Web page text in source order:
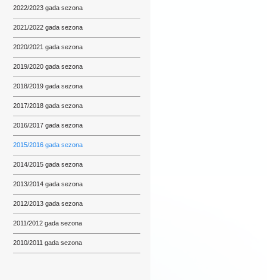
2022/2023 gada sezona
2021/2022 gada sezona
2020/2021 gada sezona
2019/2020 gada sezona
2018/2019 gada sezona
2017/2018 gada sezona
2016/2017 gada sezona
2015/2016 gada sezona
2014/2015 gada sezona
2013/2014 gada sezona
2012/2013 gada sezona
2011/2012 gada sezona
2010/2011 gada sezona